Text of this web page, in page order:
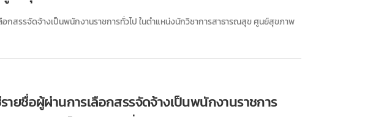
สรรจัดจ้างเป็นพนักงานราชการทั่วไป ในตำแหน่งนักวิชาการสาธารณสุข ศูนย์สุขภาพ
ยชื่อผู้ผ่านการเลือกสรรจัดจ้างเป็นพนักงานราชการ